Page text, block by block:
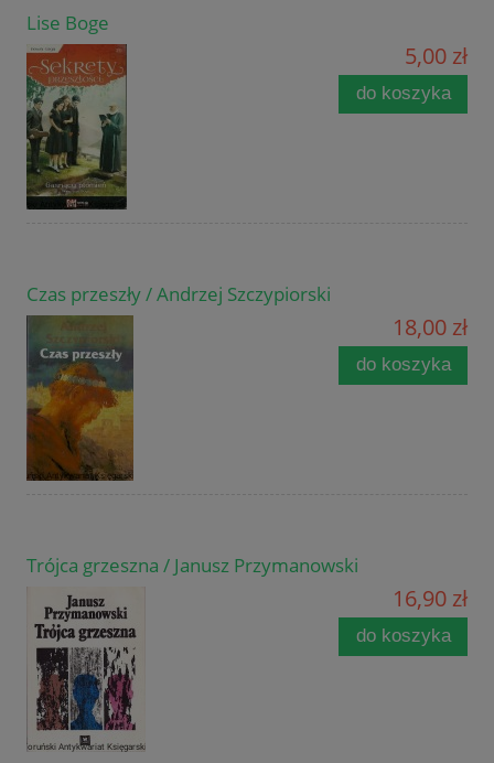
Lise Boge
5,00 zł
do koszyka
Czas przeszły / Andrzej Szczypiorski
18,00 zł
do koszyka
Trójca grzeszna / Janusz Przymanowski
16,90 zł
do koszyka